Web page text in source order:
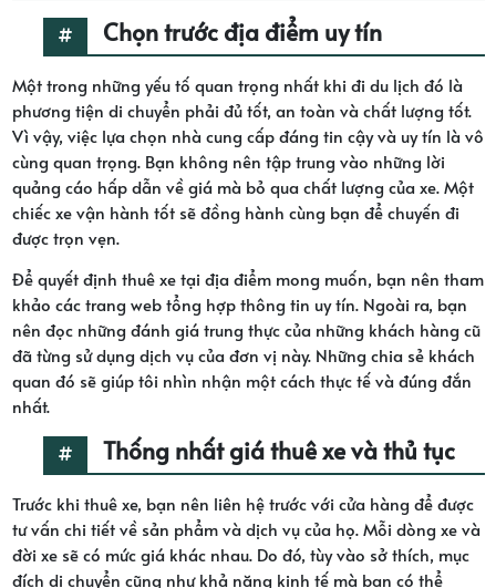
Chọn trước địa điểm uy tín
Một trong những yếu tố quan trọng nhất khi đi du lịch đó là
phương tiện di chuyển phải đủ tốt, an toàn và chất lượng tốt.
Vì vậy, việc lựa chọn nhà cung cấp đáng tin cậy và uy tín là vô
cùng quan trọng. Bạn không nên tập trung vào những lời
quảng cáo hấp dẫn về giá mà bỏ qua chất lượng của xe. Một
chiếc xe vận hành tốt sẽ đồng hành cùng bạn để chuyến đi
được trọn vẹn.
Để quyết định thuê xe tại địa điểm mong muốn, bạn nên tham
khảo các trang web tổng hợp thông tin uy tín. Ngoài ra, bạn
nên đọc những đánh giá trung thực của những khách hàng cũ
đã từng sử dụng dịch vụ của đơn vị này. Những chia sẻ khách
quan đó sẽ giúp tôi nhìn nhận một cách thực tế và đúng đắn
nhất.
Thống nhất giá thuê xe và thủ tục
Trước khi thuê xe, bạn nên liên hệ trước với cửa hàng để được
tư vấn chi tiết về sản phẩm và dịch vụ của họ. Mỗi dòng xe và
đời xe sẽ có mức giá khác nhau. Do đó, tùy vào sở thích, mục
đích di chuyển cũng như khả năng kinh tế mà bạn có thể